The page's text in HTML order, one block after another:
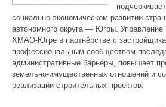
социально‑экономическом развитии
автономного округа — Югры. Управление
ХМАО‑Югре в партнёрстве с
профессиональным сообществом
административные барьеры, повышает
земельно‑имущественных отношений и
реализации строительных проектов.